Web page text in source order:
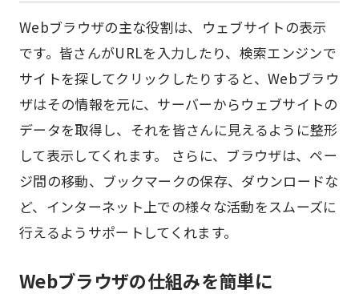
Webブラウザの主な役割は、ウェブサイトの表示
です。皆さんがURLを入力したり、検索エンジンで
サイトを探してクリックしたりすると、Webブラウ
ザはその情報を元に、サーバーからウェブサイトの
データを取得し、それを皆さんに見えるように整形
して表示してくれます。 さらに、ブラウザは、ペー
ジ間の移動、ブックマークの保存、ダウンロードな
ど、インターネット上での様々な活動をスムーズに
行えるようサポートしてくれます。
Webブラウザの仕組みを簡単に